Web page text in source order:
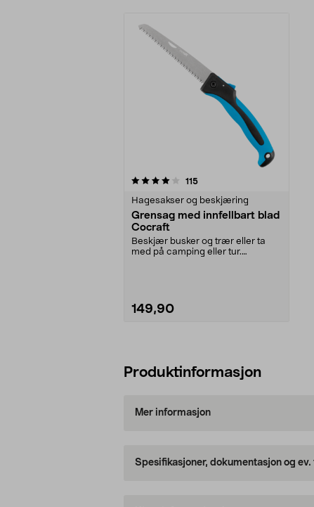
115anmeldelser
Hagesakser og beskjæring
Grensag med innfellbart blad
Cocraft
Beskjær busker og trær eller ta
med på camping eller tur.
149,90
Produktinformasjon
Mer informasjon
Spesifikasjoner, dokumentasjon og